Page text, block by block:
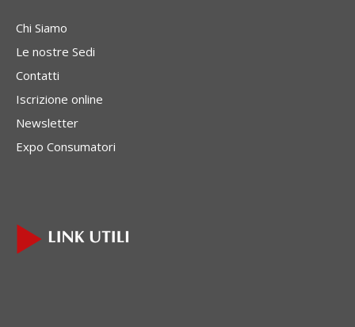
Chi Siamo
Le nostre Sedi
Contatti
Iscrizione online
Newsletter
Expo Consumatori